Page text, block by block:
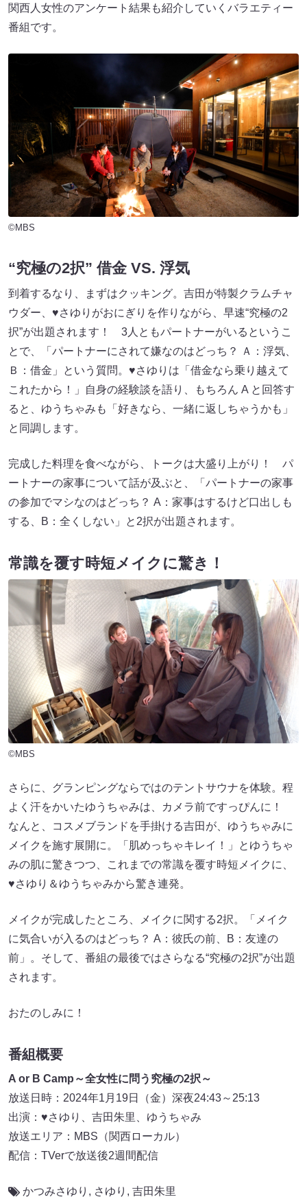
関西人女性のアンケート結果も紹介していくバラエティー
番組です。
©MBS
“究極の2択” 借金 VS. 浮気
到着するなり、まずはクッキング。吉田が特製クラムチャ
ウダー、♥さゆりがおにぎりを作りながら、早速“究極の2
択”が出題されます！ 3人ともパートナーがいるというこ
とで、「パートナーにされて嫌なのはどっち？ Ａ：浮気、
Ｂ：借金」という質問。♥さゆりは「借金なら乗り越えて
これたから！」自身の経験談を語り、もちろん A と回答す
ると、ゆうちゃみも「好きなら、一緒に返しちゃうかも」
と同調します。
完成した料理を食べながら、トークは大盛り上がり！ パ
ートナーの家事について話が及ぶと、「パートナーの家事
の参加でマシなのはどっち？ A：家事はするけど口出しも
する、B：全くしない」と2択が出題されます。
常識を覆す時短メイクに驚き！
©MBS
さらに、グランピングならではのテントサウナを体験。程
よく汗をかいたゆうちゃみは、カメラ前ですっぴんに！
なんと、コスメブランドを手掛ける吉田が、ゆうちゃみに
メイクを施す展開に。「肌めっちゃキレイ！」とゆうちゃ
みの肌に驚きつつ、これまでの常識を覆す時短メイクに、
♥さゆり＆ゆうちゃみから驚き連発。
メイクが完成したところ、メイクに関する2択。「メイク
に気合いが入るのはどっち？ A：彼氏の前、B：友達の
前」。そして、番組の最後ではさらなる“究極の2択”が出題
されます。
おたのしみに！
番組概要
A or B Camp～全女性に問う究極の2択～
放送日時：2024年1月19日（金）深夜24:43～25:13
出演：♥さゆり、吉田朱里、ゆうちゃみ
放送エリア：MBS（関西ローカル）
配信：TVerで放送後2週間配信
かつみさゆり , さゆり , 吉田朱里